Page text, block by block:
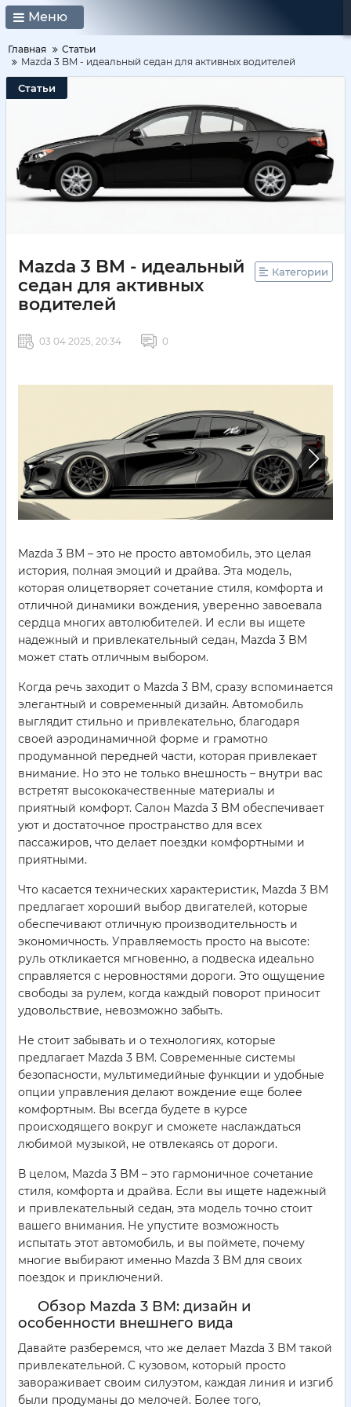
Меню
Главная
Статьи
Mazda 3 BM - идеальный седан для активных водителей
Статьи
Mazda 3 BM - идеальный
седан для активных
водителей
Категории
03 04 2025, 20:34 0
Mazda 3 BM – это не просто автомобиль, это целая
история, полная эмоций и драйва. Эта модель,
которая олицетворяет сочетание стиля, комфорта и
отличной динамики вождения, уверенно завоевала
сердца многих автолюбителей. И если вы ищете
надежный и привлекательный седан, Mazda 3 BM
может стать отличным выбором.
Когда речь заходит о Mazda 3 BM, сразу вспоминается
элегантный и современный дизайн. Автомобиль
выглядит стильно и привлекательно, благодаря
своей аэродинамичной форме и грамотно
продуманной передней части, которая привлекает
внимание. Но это не только внешность – внутри вас
встретят высококачественные материалы и
приятный комфорт. Салон Mazda 3 BM обеспечивает
уют и достаточное пространство для всех
пассажиров, что делает поездки комфортными и
приятными.
Что касается технических характеристик, Mazda 3 BM
предлагает хороший выбор двигателей, которые
обеспечивают отличную производительность и
экономичность. Управляемость просто на высоте:
руль откликается мгновенно, а подвеска идеально
справляется с неровностями дороги. Это ощущение
свободы за рулем, когда каждый поворот приносит
удовольствие, невозможно забыть.
Не стоит забывать и о технологиях, которые
предлагает Mazda 3 BM. Современные системы
безопасности, мультимедийные функции и удобные
опции управления делают вождение еще более
комфортным. Вы всегда будете в курсе
происходящего вокруг и сможете наслаждаться
любимой музыкой, не отвлекаясь от дороги.
В целом, Mazda 3 BM – это гармоничное сочетание
стиля, комфорта и драйва. Если вы ищете надежный
и привлекательный седан, эта модель точно стоит
вашего внимания. Не упустите возможность
испытать этот автомобиль, и вы поймете, почему
многие выбирают именно Mazda 3 BM для своих
поездок и приключений.
Обзор Mazda 3 BM: дизайн и
особенности внешнего вида
Давайте разберемся, что же делает Mazda 3 BM такой
привлекательной. С кузовом, который просто
завораживает своим силуэтом, каждая линия и изгиб
были продуманы до мелочей. Более того,